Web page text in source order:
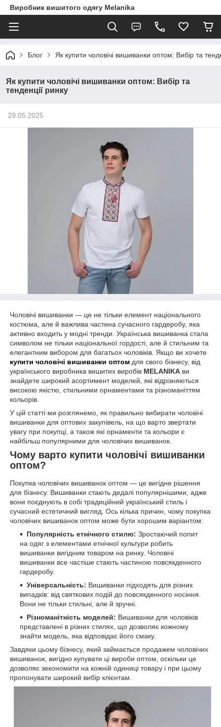
Виробник вишитого одягу Melanika
Блог Як купити чоловічі вишиванки оптом: Вибір та
Як купити чоловічі вишиванки оптом: Вибір та
тенденції ринку
29.05.2025
Чоловічі вишиванки — це не тільки елемент національного
костюма, але й важлива частина сучасного гардеробу, яка
активно входить у модні тренди. Українська вишиванка стала
символом не тільки національної гордості, але й стильним та
елегантним вибором для багатьох чоловіків. Якщо ви хочете
купити чоловічі вишиванки оптом для свого бізнесу, від
українського виробника вишитих виробів MELANIKA ви
знайдете широкий асортимент моделей, які відрізняються
високою якістю, стильними орнаментами та різноманіттям
кольорів.
У цій статті ми розглянемо, як правильно вибирати чоловічі
вишиванки для оптових закупівель, на що варто звертати
увагу при покупці, а також які орнаменти та кольори є
найбільш популярними для чоловічих вишиванок.
Чому варто купити чоловічі вишиванки
оптом?
Покупка чоловічих вишиванок оптом — це вигідне рішення
для бізнесу. Вишиванки стають дедалі популярнішими, адже
вони поєднують в собі традиційний український стиль і
сучасний естетичний вигляд. Ось кілька причин, чому покупка
чоловічих вишиванок оптом може бути хорошим варіантом:
Популярність етнічного стилю: Зростаючий попит
на одяг з елементами етнічної культури робить
вишиванки вигідним товаром на ринку. Чоловічі
вишиванки все частіше стають частиною повсякденного
гардеробу.
Універсальність: Вишиванки підходять для різних
випадків: від святкових подій до повсякденного носіння.
Вони не тільки стильні, але й зручні.
Різноманітність моделей: Вишиванки для чоловіків
представлені в різних стилях, що дозволяє кожному
знайти модель, яка відповідає його смаку.
Завдяки цьому бізнесу, який займається продажем чоловічих
вишиванок, вигідно купувати ці вироби оптом, оскільки це
дозволяє зекономити на кожній одиниці товару і при цьому
пропонувати широкий вибір клієнтам.